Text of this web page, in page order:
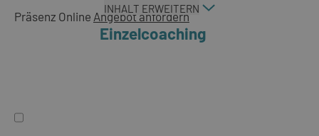
INHALT ERWEITERN
Präsenz Online Angebot anfordern
Einzelcoaching